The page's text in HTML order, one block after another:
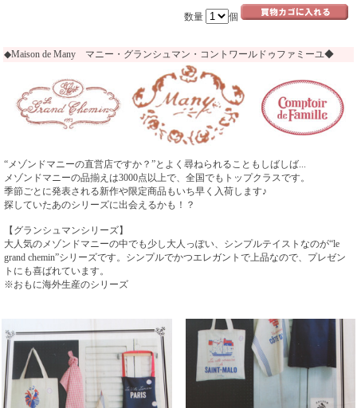
数量 個
◆Maison de Many マニー・グランシュマン・コントワールドゥファミーユ◆
“メゾンドマニーの直営店ですか？”とよく尋ねられることもしばしば...
メゾンドマニーの品揃えは3000点以上で、全国でもトップクラスです。
季節ごとに発表される新作や限定商品もいち早く入荷します♪
探していたあのシリーズに出会えるかも！？
【グランシュマンシリーズ】
大人気のメゾンドマニーの中でも少し大人っぽい、シンプルテイストなのが“le
grand chemin”シリーズです。シンプルでかつエレガントで上品なので、プレゼン
トにも喜ばれています。
※おもに海外生産のシリーズ